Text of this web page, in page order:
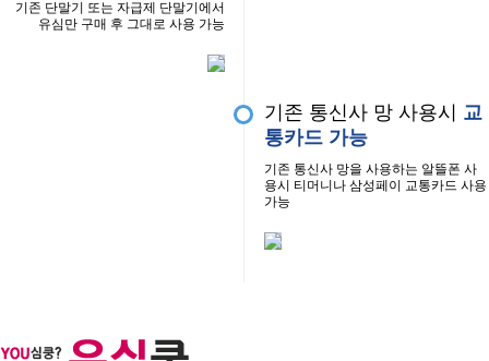
기존 단말기 또는 자급제 단말기에서
유심만 구매 후 그대로 사용 가능
기존 통신사 망 사용시 교
통카드 가능
기존 통신사 망을 사용하는 알뜰폰 사
용시 티머니나 삼성페이 교통카드 사용
가능